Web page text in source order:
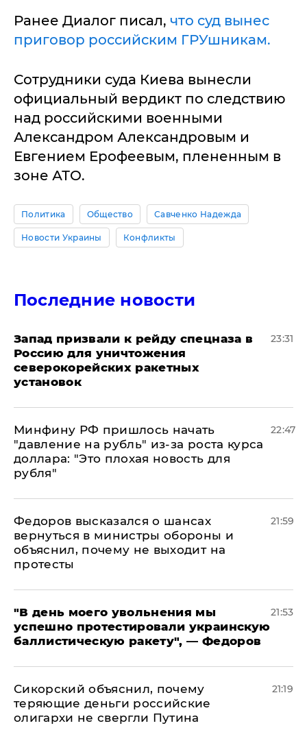
Ранее Диалог писал, что суд вынес
приговор российским ГРУшникам.
Сотрудники суда Киева вынесли
официальный вердикт по следствию
над российскими военными
Александром Александровым и
Евгением Ерофеевым, плененным в
зоне АТО.
Политика Общество Савченко Надежда
Новости Украины Конфликты
Последние новости
Запад призвали к рейду спецназа в
Россию для уничтожения
северокорейских ракетных
установок
23:31
Минфину РФ пришлось начать
"давление на рубль" из-за роста курса
доллара: "Это плохая новость для
рубля"
22:47
Федоров высказался о шансах
вернуться в министры обороны и
объяснил, почему не выходит на
протесты
21:59
​"В день моего увольнения мы
успешно протестировали украинскую
баллистическую ракету", — Федоров
21:53
Сикорский объяснил, почему
теряющие деньги российские
олигархи не свергли Путина
21:19